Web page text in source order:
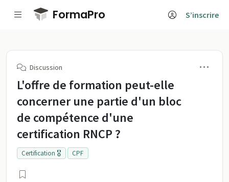
Passer au contenu principal
FormaPro S’inscrire
Discussion
L'offre de formation peut-elle
concerner une partie d'un bloc
de compétence d'une
certification RNCP ?
Certification 🎖️ CPF